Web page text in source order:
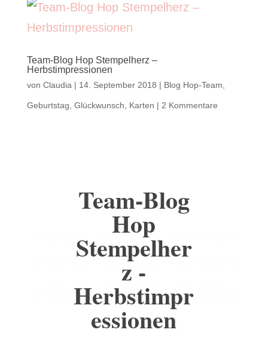
Team-Blog Hop Stempelherz –
Herbstimpressionen
von Claudia | 14. September 2018 | Blog Hop-Team
Geburtstag Glückwunsch Karten | 2 Kommentare
Team-Blog
Hop
Stempelher
z -
Herbstimpr
essionen